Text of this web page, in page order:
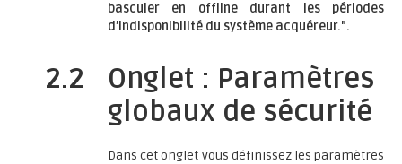
basculer en offline durant les périodes
d’indisponibilité du système acquéreur.".
2.2
Onglet : Paramètres
globaux de sécurité
Dans cet onglet vous définissez les paramètres